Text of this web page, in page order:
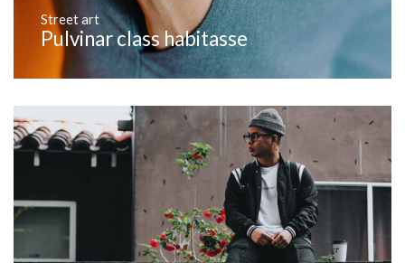
Street art
Pulvinar class habitasse